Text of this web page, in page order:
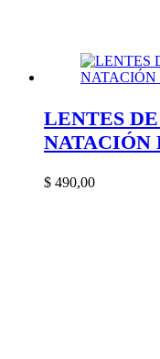
LENTES
NATACIÓN
$ 490,00